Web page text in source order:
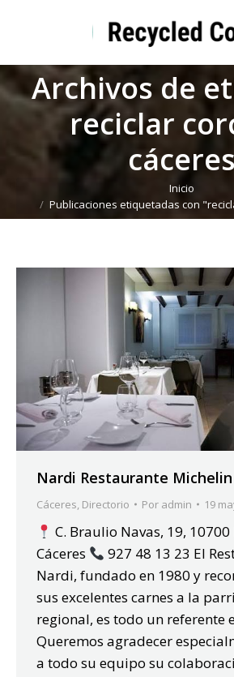
Archivos de
reciclar
cáceres
Inicio
Publicaciones etiquetadas con
Nardi Restaurante Michelin
Cáceres, Directorio Por admin 19
C. Braulio Navas, 19, 10700
Cáceres
927 48 13 23 El
Nardi, fundado en 1980 y
sus excelentes carnes a la
regional, es todo un referente
Queremos agradecer
a todo su equipo su